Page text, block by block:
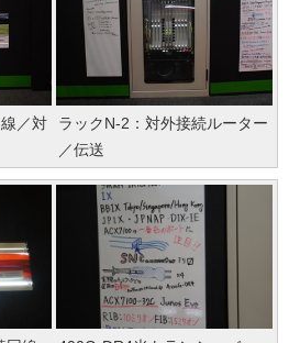
／対
ラックN-2：対外接続ルーター
／伝送